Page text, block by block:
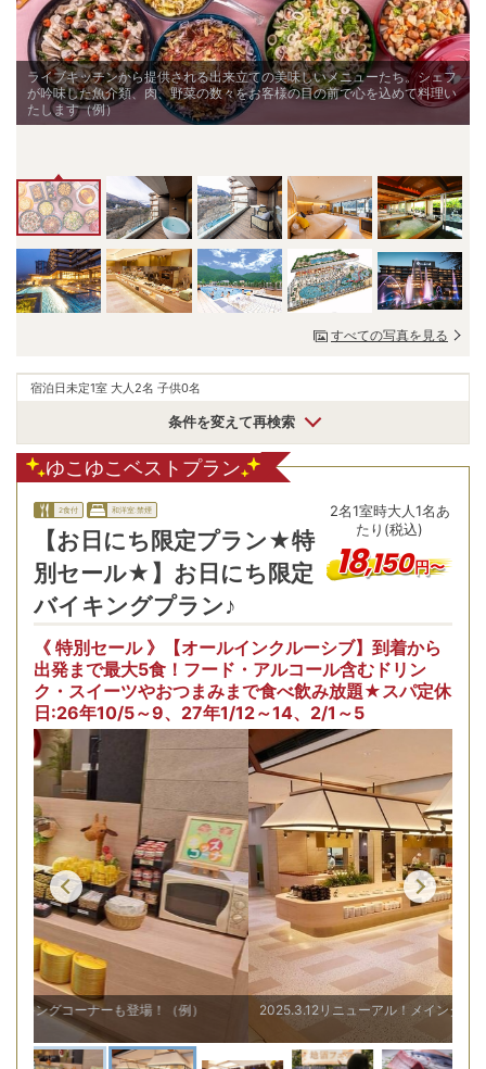
ライブキッチンから提供される出来立ての美味しいメニューたち。シェフ
が吟味した魚介類、肉、野菜の数々をお客様の目の前で心を込めて料理い
たします（例）
すべての写真を見る
宿泊日未定1室 大人2名 子供0名
条件を変えて再検索
ゆこゆこベストプラン
2食付 和洋室:禁煙
【お日にち限定プラン★特
別セール★】お日にち限定
バイキングプラン♪
2名1室時大人1名あ
たり(税込)
18,150円〜
《 特別セール 》【オールインクルーシブ】到着から
出発まで最大5食！フード・アルコール含むドリン
ク・スイーツやおつまみまで食べ飲み放題★スパ定休
日:26年10/5～9、27年1/12～14、2/1～5
2025.3.12リニューアル！メインダイニング「ALL DAY DINING」